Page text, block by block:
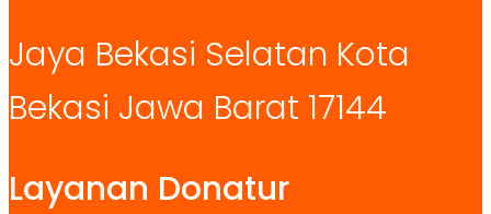
Jaya Bekasi Selatan Kota
Bekasi Jawa Barat 17144
Layanan Donatur